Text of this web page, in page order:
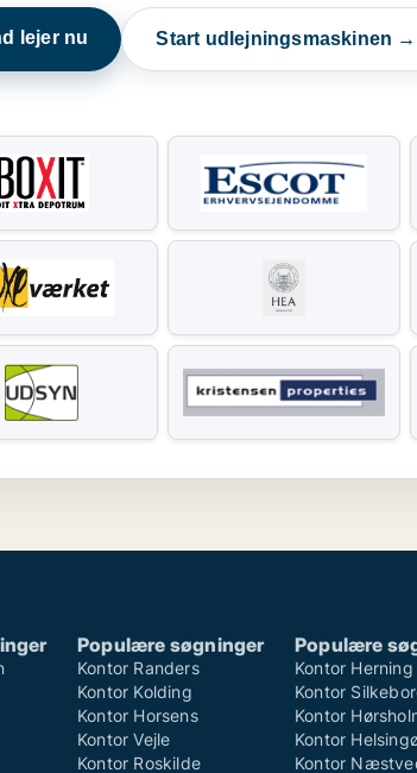
lejer nu Start udlejningsmaskinen →
Populære søgninger
Kontor Randers
Kontor Kolding
Kontor Horsens
Kontor Vejle
Kontor Roskilde
Populære
Kontor Herning
Kontor
Kontor
Kontor
Kontor